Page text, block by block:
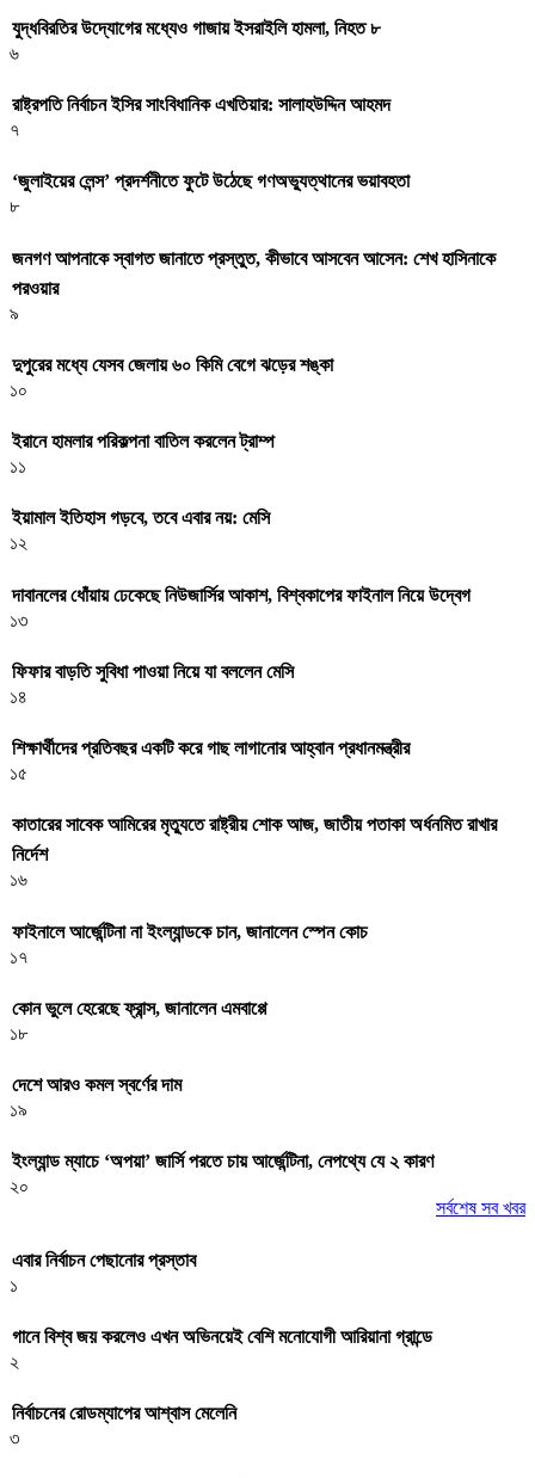
যুদ্ধবিরতির উদ্যোগের মধ্যেও গাজায় ইসরাইলি হামলা, নিহত ৮
৬
রাষ্ট্রপতি নির্বাচন ইসির সাংবিধানিক এখতিয়ার: সালাহউদ্দিন আহমদ
৭
‘জুলাইয়ের লেন্স’ প্রদর্শনীতে ফুটে উঠেছে গণঅভ্যুত্থানের ভয়াবহতা
৮
জনগণ আপনাকে স্বাগত জানাতে প্রস্তুত, কীভাবে আসবেন আসেন: শেখ হাসিনাকে
পরওয়ার
৯
দুপুরের মধ্যে যেসব জেলায় ৬০ কিমি বেগে ঝড়ের শঙ্কা
১০
ইরানে হামলার পরিকল্পনা বাতিল করলেন ট্রাম্প
১১
ইয়ামাল ইতিহাস গড়বে, তবে এবার নয়: মেসি
১২
দাবানলের ধোঁয়ায় ঢেকেছে নিউজার্সির আকাশ, বিশ্বকাপের ফাইনাল নিয়ে উদ্বেগ
১৩
ফিফার বাড়তি সুবিধা পাওয়া নিয়ে যা বললেন মেসি
১৪
শিক্ষার্থীদের প্রতিবছর একটি করে গাছ লাগানোর আহ্বান প্রধানমন্ত্রীর
১৫
কাতারের সাবেক আমিরের মৃত্যুতে রাষ্ট্রীয় শোক আজ, জাতীয় পতাকা অর্ধনমিত রাখার
নির্দেশ
১৬
ফাইনালে আর্জেন্টিনা না ইংল্যান্ডকে চান, জানালেন স্পেন কোচ
১৭
কোন ভুলে হেরেছে ফ্রান্স, জানালেন এমবাপ্পে
১৮
দেশে আরও কমল স্বর্ণের দাম
১৯
ইংল্যান্ড ম্যাচে ‘অপয়া’ জার্সি পরতে চায় আর্জেন্টিনা, নেপথ্যে যে ২ কারণ
২০
সর্বশেষ সব খবর
এবার নির্বাচন পেছানোর প্রস্তাব
১
গানে বিশ্ব জয় করলেও এখন অভিনয়েই বেশি মনোযোগী আরিয়ানা গ্রান্ডে
২
নির্বাচনের রোডম্যাপের আশ্বাস মেলেনি
৩